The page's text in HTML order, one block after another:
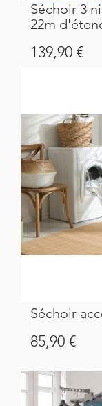
Séchoir 3 niveaux pliable en bambou -
22m
Prix
139,90 €
Séchoir
Prix
85,90 €